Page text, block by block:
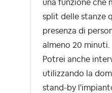
una funzione che
split delle stanze
presenza di
almeno 20 minuti.
Potrei anche
utilizzando la
stand-by